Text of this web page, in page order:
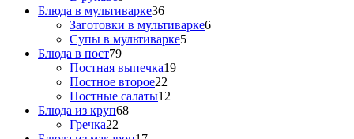
Блюда в мультиварке36
Заготовки в мультиварке6
Супы в мультиварке5
Блюда в пост79
Постная выпечка19
Постное второе22
Постные салаты12
Блюда из круп68
Гречка22